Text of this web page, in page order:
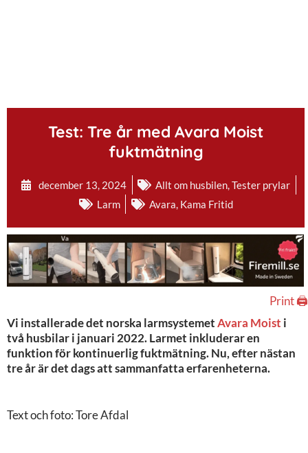
Test: Tre år med Avara Moist
fuktmätning
december 13, 2024 Allt om husbilen,Tester prylar
Larm
Avara, Kama Fritid
Print 🖨
Vi installerade det norska larmsystemetAvara Moist i
två husbilar i januari 2022. Larmet inkluderar en
funktion för kontinuerlig fuktmätning. Nu, efter nästan
tre år är det dags att sammanfatta erfarenheterna.
Text och foto: Tore Afdal